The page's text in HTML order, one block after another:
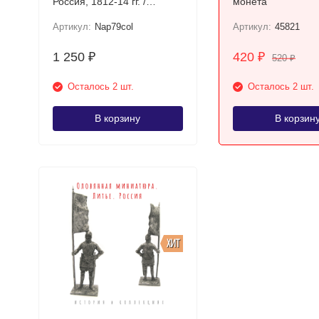
солдатик ВИМ
Артикул: Nap79col
1 250 ₽
Осталось 2 шт.
В корзину
Артикул: 45821
420 ₽ 520₽
Осталось 2 шт.
В
ХИТ